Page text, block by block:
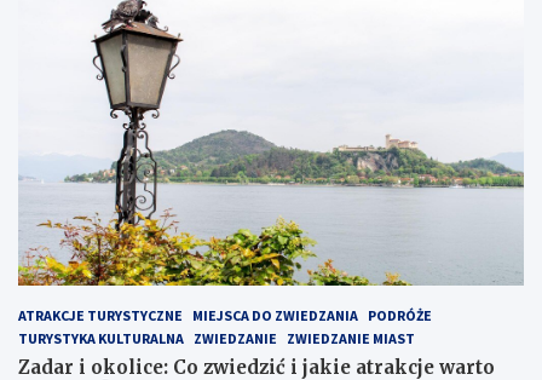
ATRAKCJE TURYSTYCZNE MIEJSCA DO ZWIEDZANIA PODRÓŻE
TURYSTYKA KULTURALNA ZWIEDZANIE ZWIEDZANIE MIAST
Zadar i okolice: Co zwiedzić i jakie atrakcje warto